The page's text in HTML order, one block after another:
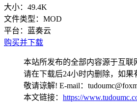
大小： 49.4K
文件类型： MOD
平台：
蓝奏云
购买并下载
本站所发布的全部内容源于互
请在下载后24小时内删除，如果
敬请谅解! E-mail：
本文链接： https://